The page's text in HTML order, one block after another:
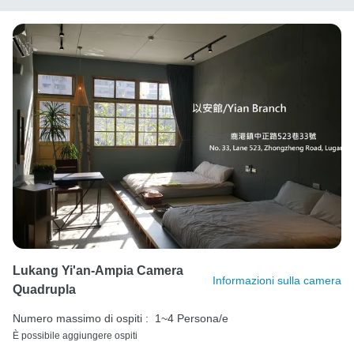
Lukang Yi'an-Ampia Camera
Quadrupla
Informazioni sulla camera
Numero massimo di ospiti : 1~4 Persona/e
È possibile aggiungere ospiti